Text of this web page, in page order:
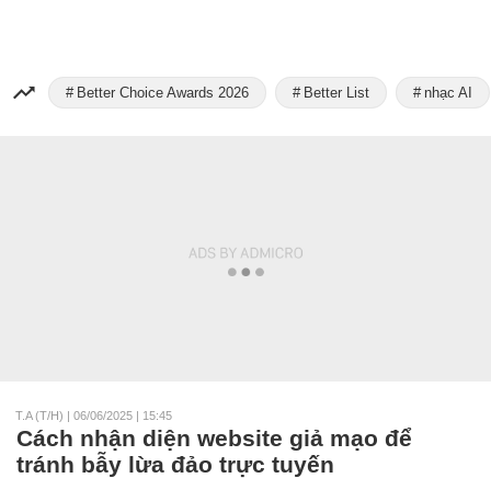
Better Choice Awards 2026 Better List nhạc AI
T.A (t/h) | 06/06/2025 | 15:45
Cách nhận diện website giả mạo để
tránh bẫy lừa đảo trực tuyến